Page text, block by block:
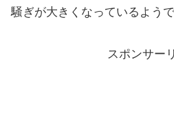
騒ぎが大きくなっているようで
スポンサー